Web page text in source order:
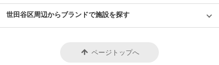
ャスの特徴は既存施設を活用することで、物件の価値を高めながら、お客様
にとっては自宅から近くて安価に使えるトランクルームを提供することにも
つながっている点だ。また、お手頃な価格でトランクルームを提供すること
も特徴だ。 組織としての勢いだけではなく、社員の丁寧な対応や顧客視点
LIFULLトランクルームのメール又は電話にてお問合せください。 初期費用
題なく出し入れ可能です。 セキュリティや安全面について教えてくださ
め、空気清浄機や送風機、換気扇などを設置して空調対策を行なっておりま
世田谷区周辺からブランドで施設を探す
ページトップへ